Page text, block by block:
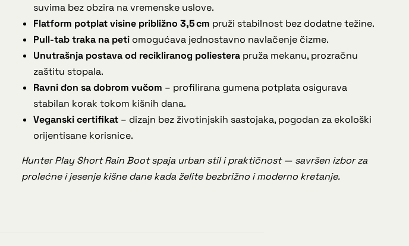
suvima bez obzira na vremenske uslove.
Flatform potplat visine približno 3,5 cm pruži stabilnost bez dodatne težine.
Pull-tab traka na peti omogućava jednostavno navlačenje čizme.
Unutrašnja postava od recikliranog poliestera pruža mekanu, prozračnu
zaštitu stopala.
Ravni đon sa dobrom vučom – profilirana gumena potplata osigurava
stabilan korak tokom kišnih dana.
Veganski certifikat – dizajn bez životinjskih sastojaka, pogodan za ekološki
orijentisane korisnice.
Hunter Play Short Rain Boot spaja urban stil i praktičnost — savršen izbor za
prolećne i jesenje kišne dane kada želite bezbrižno i moderno kretanje.